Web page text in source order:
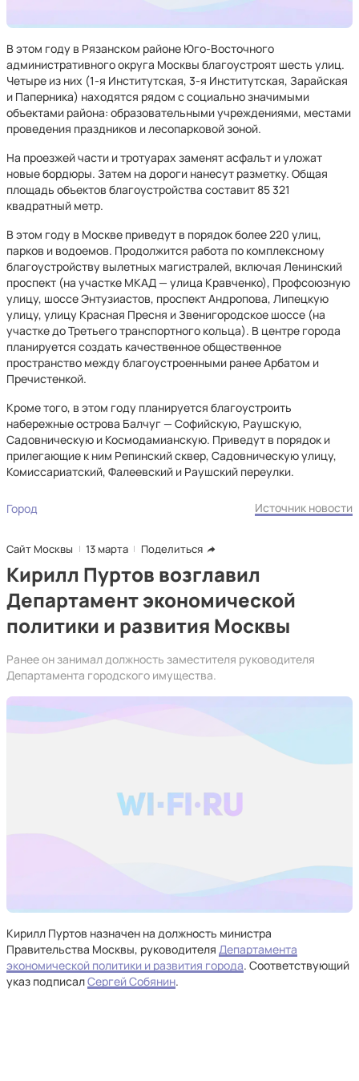
В этом году в Рязанском районе Юго-Восточного
административного округа Москвы благоустроят шесть улиц.
Четыре из них (1-я Институтская, 3-я Институтская, Зарайская
и Паперника) находятся рядом с социально значимыми
объектами района: образовательными учреждениями, местами
проведения праздников и лесопарковой зоной.
На проезжей части и тротуарах заменят асфальт и уложат
новые бордюры. Затем на дороги нанесут разметку. Общая
площадь объектов благоустройства составит 85 321
квадратный метр.
В этом году в Москве приведут в порядок более 220 улиц,
парков и водоемов. Продолжится работа по комплексному
благоустройству вылетных магистралей, включая Ленинский
проспект (на участке МКАД — улица Кравченко), Профсоюзную
улицу, шоссе Энтузиастов, проспект Андропова, Липецкую
улицу, улицу Красная Пресня и Звенигородское шоссе (на
участке до Третьего транспортного кольца). В центре города
планируется создать качественное общественное
пространство между благоустроенными ранее Арбатом и
Пречистенкой.
Кроме того, в этом году планируется благоустроить
набережные острова Балчуг — Софийскую, Раушскую,
Садовническую и Космодамианскую. Приведут в порядок и
прилегающие к ним Репинский сквер, Садовническую улицу,
Комиссариатский, Фалеевский и Раушский переулки.
Город Источник новости
Сайт Москвы 13 марта Поделиться
Кирилл Пуртов возглавил
Департамент экономической
политики и развития Москвы
Ранее он занимал должность заместителя руководителя
Департамента городского имущества.
Кирилл Пуртов назначен на должность министра
Правительства Москвы, руководителя Департамента
экономической политики и развития города. Соответствующий
указ подписалСергей Собянин.